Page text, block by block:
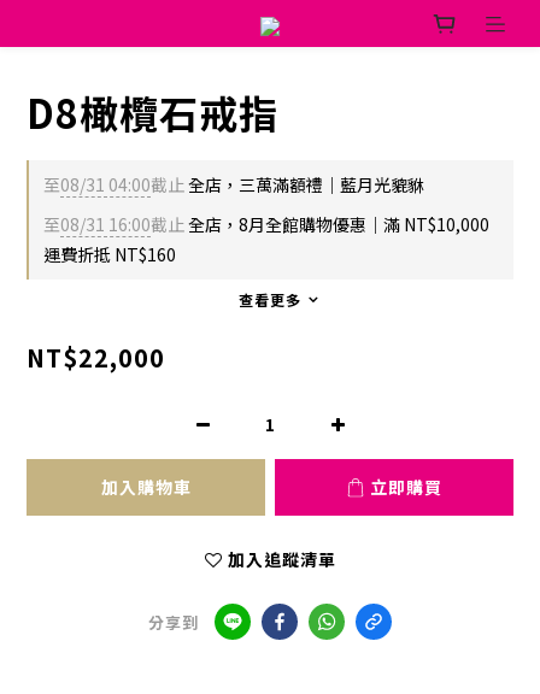
D8橄欖石戒指
至08/31 04:00截止全店，三萬滿額禮｜藍月光貔貅
至08/31 16:00截止全店，8月全館購物優惠｜滿 NT$10,000
運費折抵 NT$160
查看更多
NT$22,000
加入購物車 立即購買
加入追蹤清單
分享到